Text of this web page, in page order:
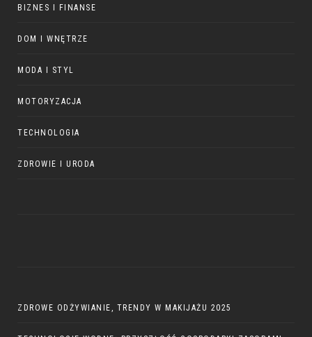
BIZNES I FINANSE
DOM I WNĘTRZE
MODA I STYL
MOTORYZACJA
TECHNOLOGIA
ZDROWIE I URODA
ZDROWE ODŻYWIANIE, TRENDY W MAKIJAŻU 2025